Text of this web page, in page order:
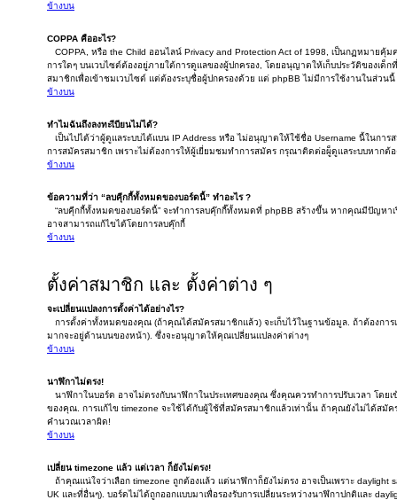
ข้างบน
COPPA คืออะไร?
COPPA, หรือ the Child ออนไลน์ Privacy and Protection Act of 1998, เป็นกฏหมายคุ้
การใดๆ บนเวบไซต์ต้องอยู่ภายใต้การดูแลของผู้ปกครอง, โดยอนุญาตให้เก็บประวัติของเด็
สมาชิกเพื่อเข้าชมเวบไซต์ แต่ต้องระบุชื่อผู้ปกครองด้วย แต่ phpBB ไม่มีการใช้งานในส่วนนี้
ข้างบน
ทำไมฉันถึงลงทะเีบียนไม่ได้?
เป็นไปได้ว่าผู้ดูแลระบบได้แบน IP Address หรือ ไม่อนุญาตให้ใช้ชื่อ Username นี้ในการ
การสมัครสมาชิก เพราะไม่ต้องการให้ผู้เยี่ยมชมทำการสมัคร กรุณาติดต่อผู็ดูแลระบบหากต้
ข้างบน
ข้อความที่ว่า “ลบคุีกกี้ทั้งหมดของบอร์ดนี้” ทำอะไร ?
“ลบคุีกกี้ทั้งหมดของบอร์ดนี้” จะทำการลบคุ๊กกี๊ทั้งหมดที่ phpBB สร้างขึ้น หากคุณมีปัญหาเรื่
อาจสามารถแก้ไขได้โดยการลบคุ๊กกี้
ข้างบน
ตั้งค่าสมาชิก และ ตั้งค่าต่าง ๆ
จะเปลี่ยนแปลงการตั้งค่าได้อย่างไร?
การตั้งค่าทั้งหมดของคุณ (ถ้าคุณได้สมัครสมาชิกแล้ว) จะเก็บไว้ในฐานข้อมูล. ถ้าต้องกา
มากจะอยู่ด้านบนของหน้า). ซึ่งจะอนุญาตให้คุณเปลี่ยนแปลงค่าต่างๆ
ข้างบน
นาฬิกาไม่ตรง!
นาฬิกาในบอร์ด อาจไม่ตรงกับนาฬิกาในประเทศของคุณ ซึ่งคุณควรทำการปรับเวลา โดย
ของคุณ. การแก้ไข timezone จะใช้ได้กับผู้ใช้ที่สมัครสมาชิกแล้วเท่านั้น ถ้าคุณยังไม่ได้ส
คำนวณเวลาผิด!
ข้างบน
เปลี่ยน timezone แล้ว แต่เวลา ก็ยังไม่ตรง!
ถ้าคุณแน่ใจว่าเลือก timezone ถูกต้องแล้ว แต่นาฬิกาก็ยังไม่ตรง อาจเป็นเพราะ daylight
UK และที่อื่นๆ). บอร์ดไม่ได้ถูกออกแบบมาเพื่อรองรับการเปลี่ยนระหว่างนาฬิกาปกติและ